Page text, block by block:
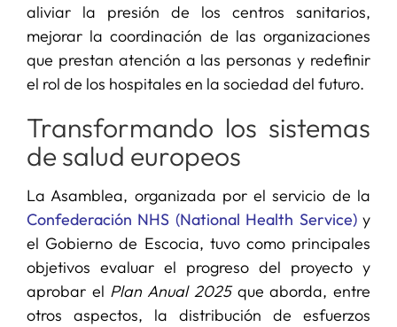
aliviar la presión de los centros sanitarios,
mejorar la coordinación de las organizaciones
que prestan atención a las personas y redefinir
el rol de los hospitales en la sociedad del futuro.
Transformando los sistemas
de salud europeos
La Asamblea, organizada por el servicio de la
Confederación NHS (National Health Service)y
el Gobierno de Escocia, tuvo como principales
objetivos evaluar el progreso del proyecto y
aprobar el Plan Anual 2025que aborda, entre
otros aspectos, la distribución de esfuerzos